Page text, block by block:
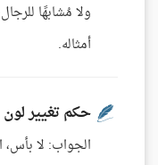
ولا مُشابهًا
أمثاله.
حكم تغيير لون
الجواب: لا بأس،